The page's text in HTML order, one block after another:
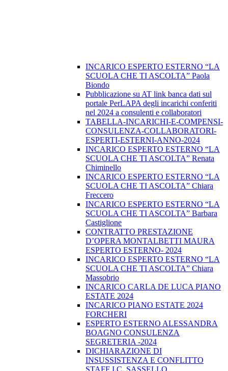
INCARICO ESPERTO ESTERNO “LA
SCUOLA CHE TI ASCOLTA” Paola
Biondo
Pubblicazione su AT link banca dati sul
portale PerLAPA degli incarichi conferiti
nel 2024 a consulenti e collaboratori
TABELLA-INCARICHI-E-COMPENSI-
CONSULENZA-COLLABORATORI-
ESPERTI-ESTERNI-ANNO-2024
INCARICO ESPERTO ESTERNO “LA
SCUOLA CHE TI ASCOLTA” Renata
Chiminello
INCARICO ESPERTO ESTERNO “LA
SCUOLA CHE TI ASCOLTA” Chiara
Freccero
INCARICO ESPERTO ESTERNO “LA
SCUOLA CHE TI ASCOLTA” Barbara
Castiglione
CONTRATTO PRESTAZIONE
D’OPERA MONTALBETTI MAURA
ESPERTO ESTERNO- 2024
INCARICO ESPERTO ESTERNO “LA
SCUOLA CHE TI ASCOLTA” Chiara
Massobrio
INCARICO CARLA DE LUCA PIANO
ESTATE 2024
INCARICO PIANO ESTATE 2024
FORCHERI
ESPERTO ESTERNO ALESSANDRA
BOAGNO CONSULENZA
SEGRETERIA -2024
DICHIARAZIONE DI
INSUSSISTENZA E CONFLITTO